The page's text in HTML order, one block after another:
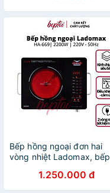
Bếp hồng ngoại đơn hai
vòng nhiệt Ladomax, bếp
nồi công suất 2200W HA-
669 Hàng chính hãng
1.250.000 đ